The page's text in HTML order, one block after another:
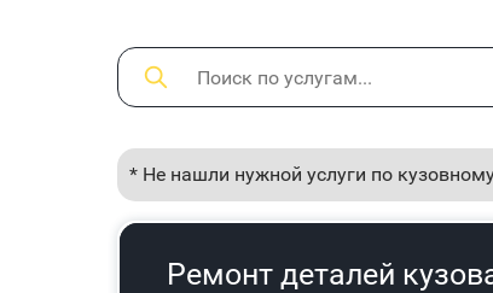
* Не нашли нужной услуги по
Ремонт деталей